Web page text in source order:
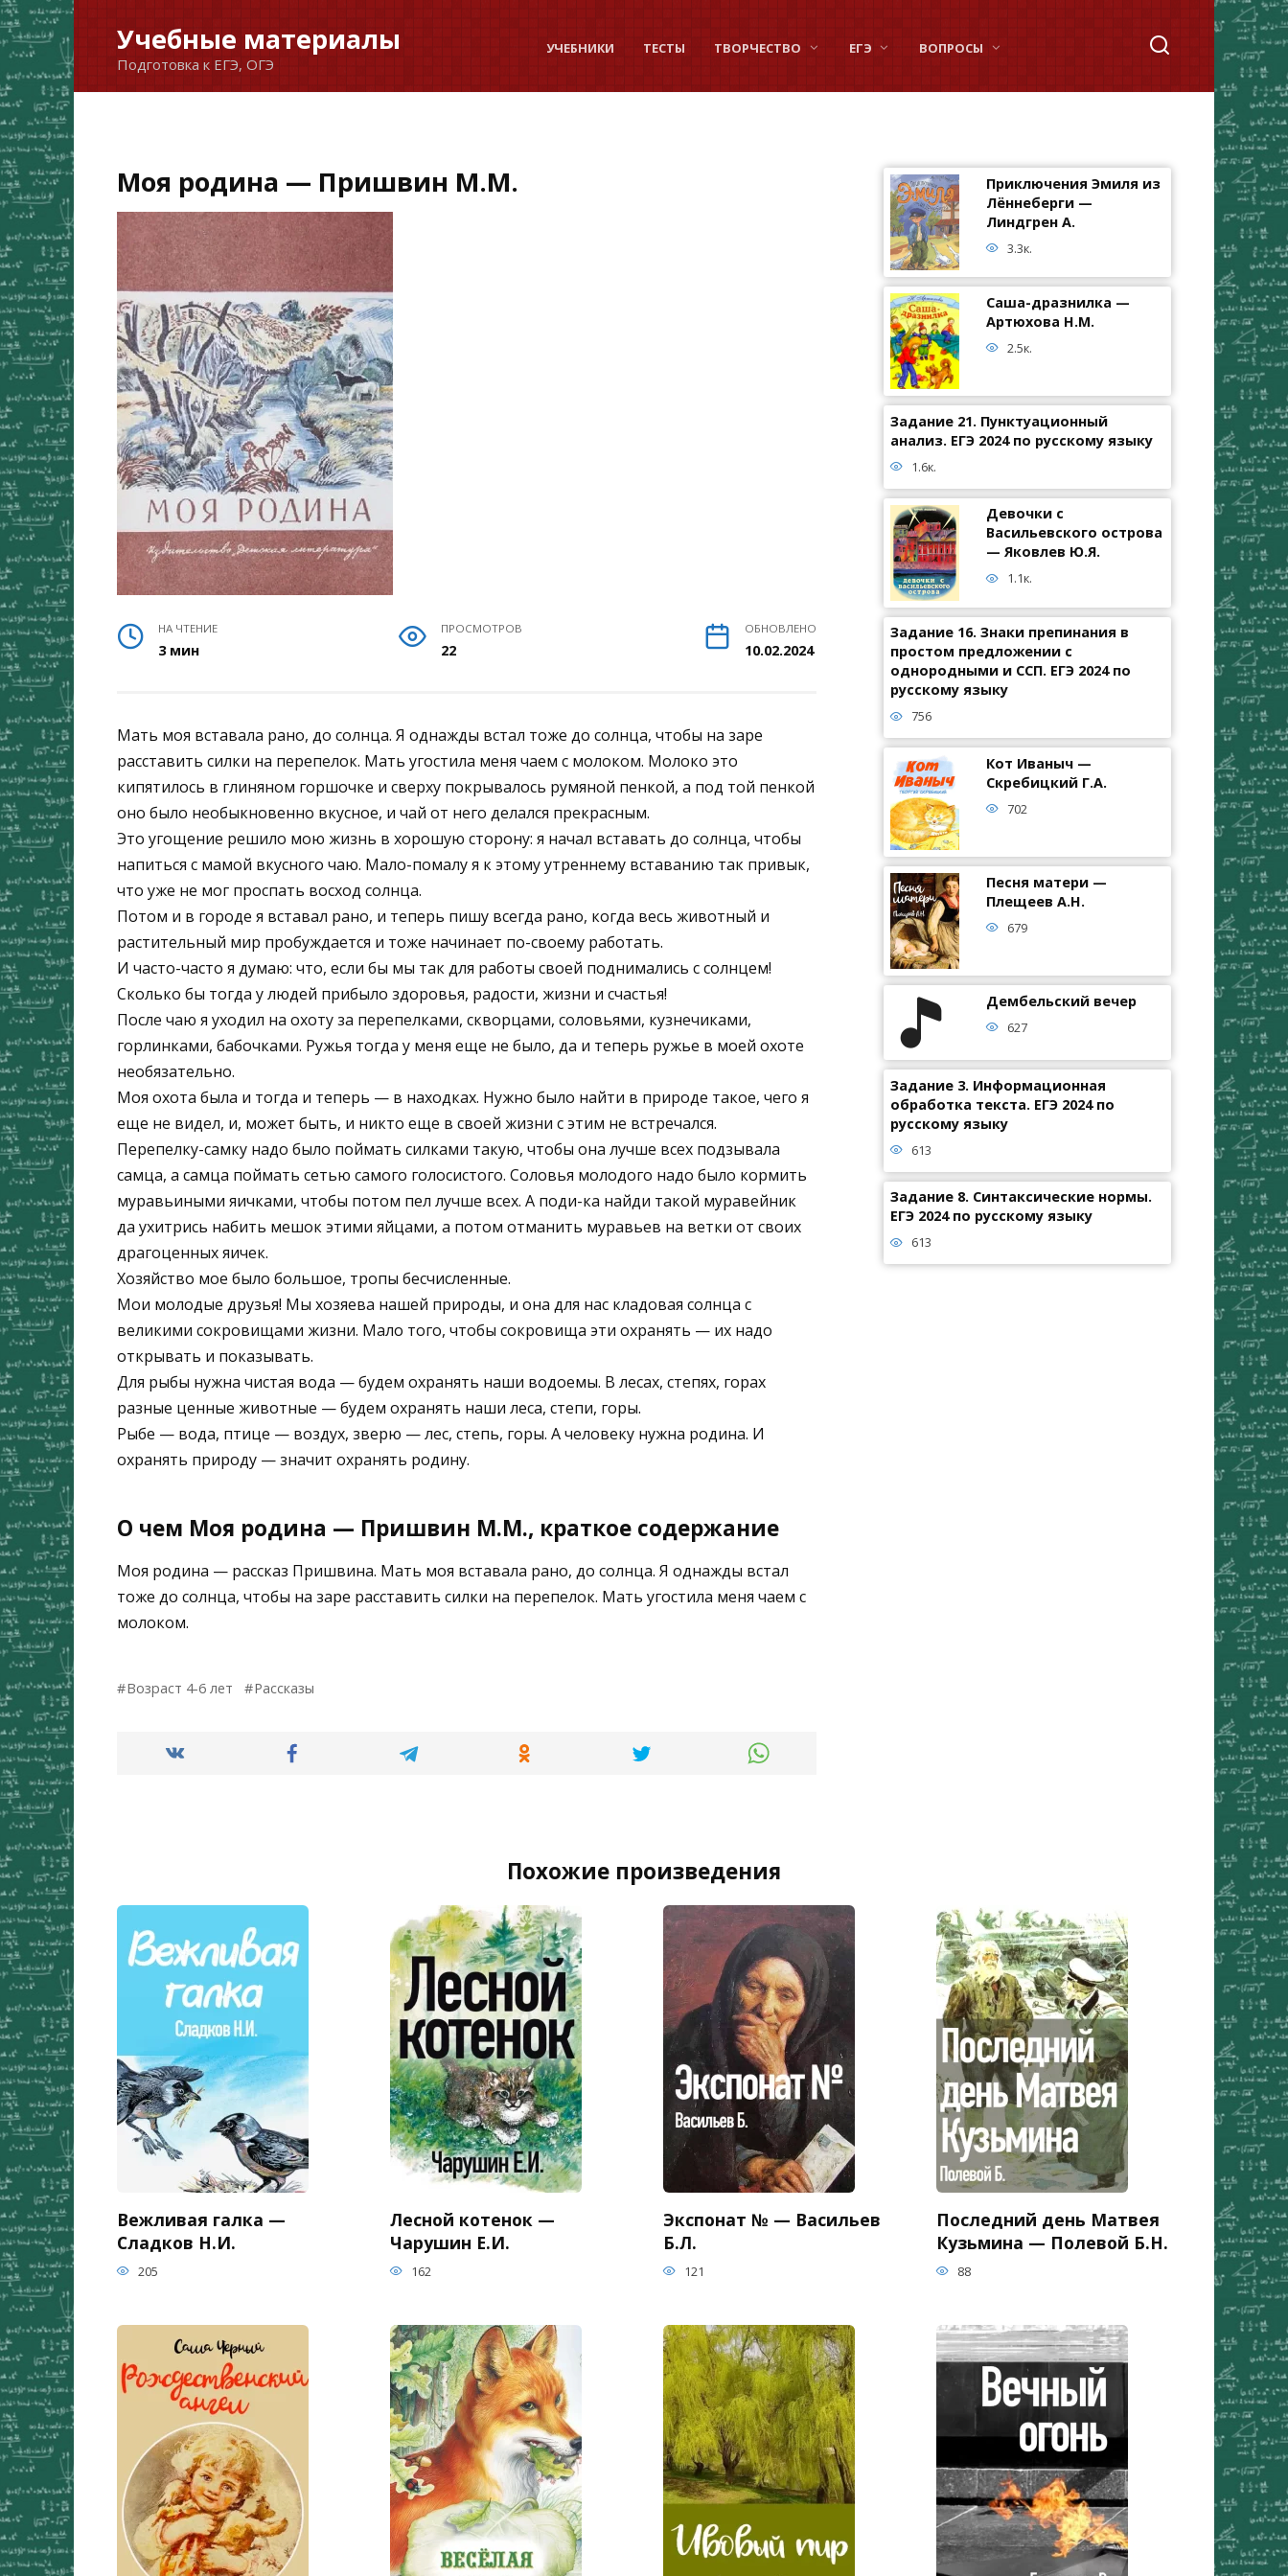
Перейти
к
содержанию
Учебные материалы
Подготовка к ЕГЭ, ОГЭ
УЧЕБНИКИ ТЕСТЫ ТВОРЧЕСТВО ЕГЭ ВОПРОСЫ
Моя родина — Пришвин М.М.
НА ЧТЕНИЕ
3 мин
ПРОСМОТРОВ
22
ОБНОВЛЕНО
10.02.2024
Мать моя вставала рано, до солнца. Я однажды встал тоже до солнца, чтобы на заре
расставить силки на перепелок. Мать угостила меня чаем с молоком. Молоко это
кипятилось в глиняном горшочке и сверху покрывалось румяной пенкой, а под той пенкой
оно было необыкновенно вкусное, и чай от него делался прекрасным.
Это угощение решило мою жизнь в хорошую сторону: я начал вставать до солнца, чтобы
напиться с мамой вкусного чаю. Мало-помалу я к этому утреннему вставанию так привык,
что уже не мог проспать восход солнца.
Потом и в городе я вставал рано, и теперь пишу всегда рано, когда весь животный и
растительный мир пробуждается и тоже начинает по-своему работать.
И часто-часто я думаю: что, если бы мы так для работы своей поднимались с солнцем!
Сколько бы тогда у людей прибыло здоровья, радости, жизни и счастья!
После чаю я уходил на охоту за перепелками, скворцами, соловьями, кузнечиками,
горлинками, бабочками. Ружья тогда у меня еще не было, да и теперь ружье в моей охоте
необязательно.
Моя охота была и тогда и теперь — в находках. Нужно было найти в природе такое, чего я
еще не видел, и, может быть, и никто еще в своей жизни с этим не встречался.
Перепелку-самку надо было поймать силками такую, чтобы она лучше всех подзывала
самца, а самца поймать сетью самого голосистого. Соловья молодого надо было кормить
муравьиными яичками, чтобы потом пел лучше всех. А поди-ка найди такой муравейник
да ухитрись набить мешок этими яйцами, а потом отманить муравьев на ветки от своих
драгоценных яичек.
Хозяйство мое было большое, тропы бесчисленные.
Мои молодые друзья! Мы хозяева нашей природы, и она для нас кладовая солнца с
великими сокровищами жизни. Мало того, чтобы сокровища эти охранять — их надо
открывать и показывать.
Для рыбы нужна чистая вода — будем охранять наши водоемы. В лесах, степях, горах
разные ценные животные — будем охранять наши леса, степи, горы.
Рыбе — вода, птице — воздух, зверю — лес, степь, горы. А человеку нужна родина. И
охранять природу — значит охранять родину.
О чем Моя родина — Пришвин М.М., краткое содержание
Моя родина — рассказ Пришвина. Мать моя вставала рано, до солнца. Я однажды встал
тоже до солнца, чтобы на заре расставить силки на перепелок. Мать угостила меня чаем с
молоком.
Возраст 4-6 лет Рассказы
Приключения Эмиля из
Лённеберги —
Линдгрен А.
3.3к.
Саша-дразнилка —
Артюхова Н.М.
2.5к.
Задание 21. Пунктуационный
анализ. ЕГЭ 2024 по русскому языку
1.6к.
Девочки с
Васильевского острова
— Яковлев Ю.Я.
1.1к.
Задание 16. Знаки препинания в
простом предложении с
однородными и ССП. ЕГЭ 2024 по
русскому языку
756
Кот Иваныч —
Скребицкий Г.А.
702
Песня матери —
Плещеев А.Н.
679
Дембельский вечер
627
Задание 3. Информационная
обработка текста. ЕГЭ 2024 по
русскому языку
613
Задание 8. Синтаксические нормы.
ЕГЭ 2024 по русскому языку
613
Похожие произведения
Вежливая галка —
Сладков Н.И.
205
Лесной котенок —
Чарушин Е.И.
162
Экспонат № — Васильев
Б.Л.
121
Последний день Матвея
Кузьмина — Полевой Б.Н.
88